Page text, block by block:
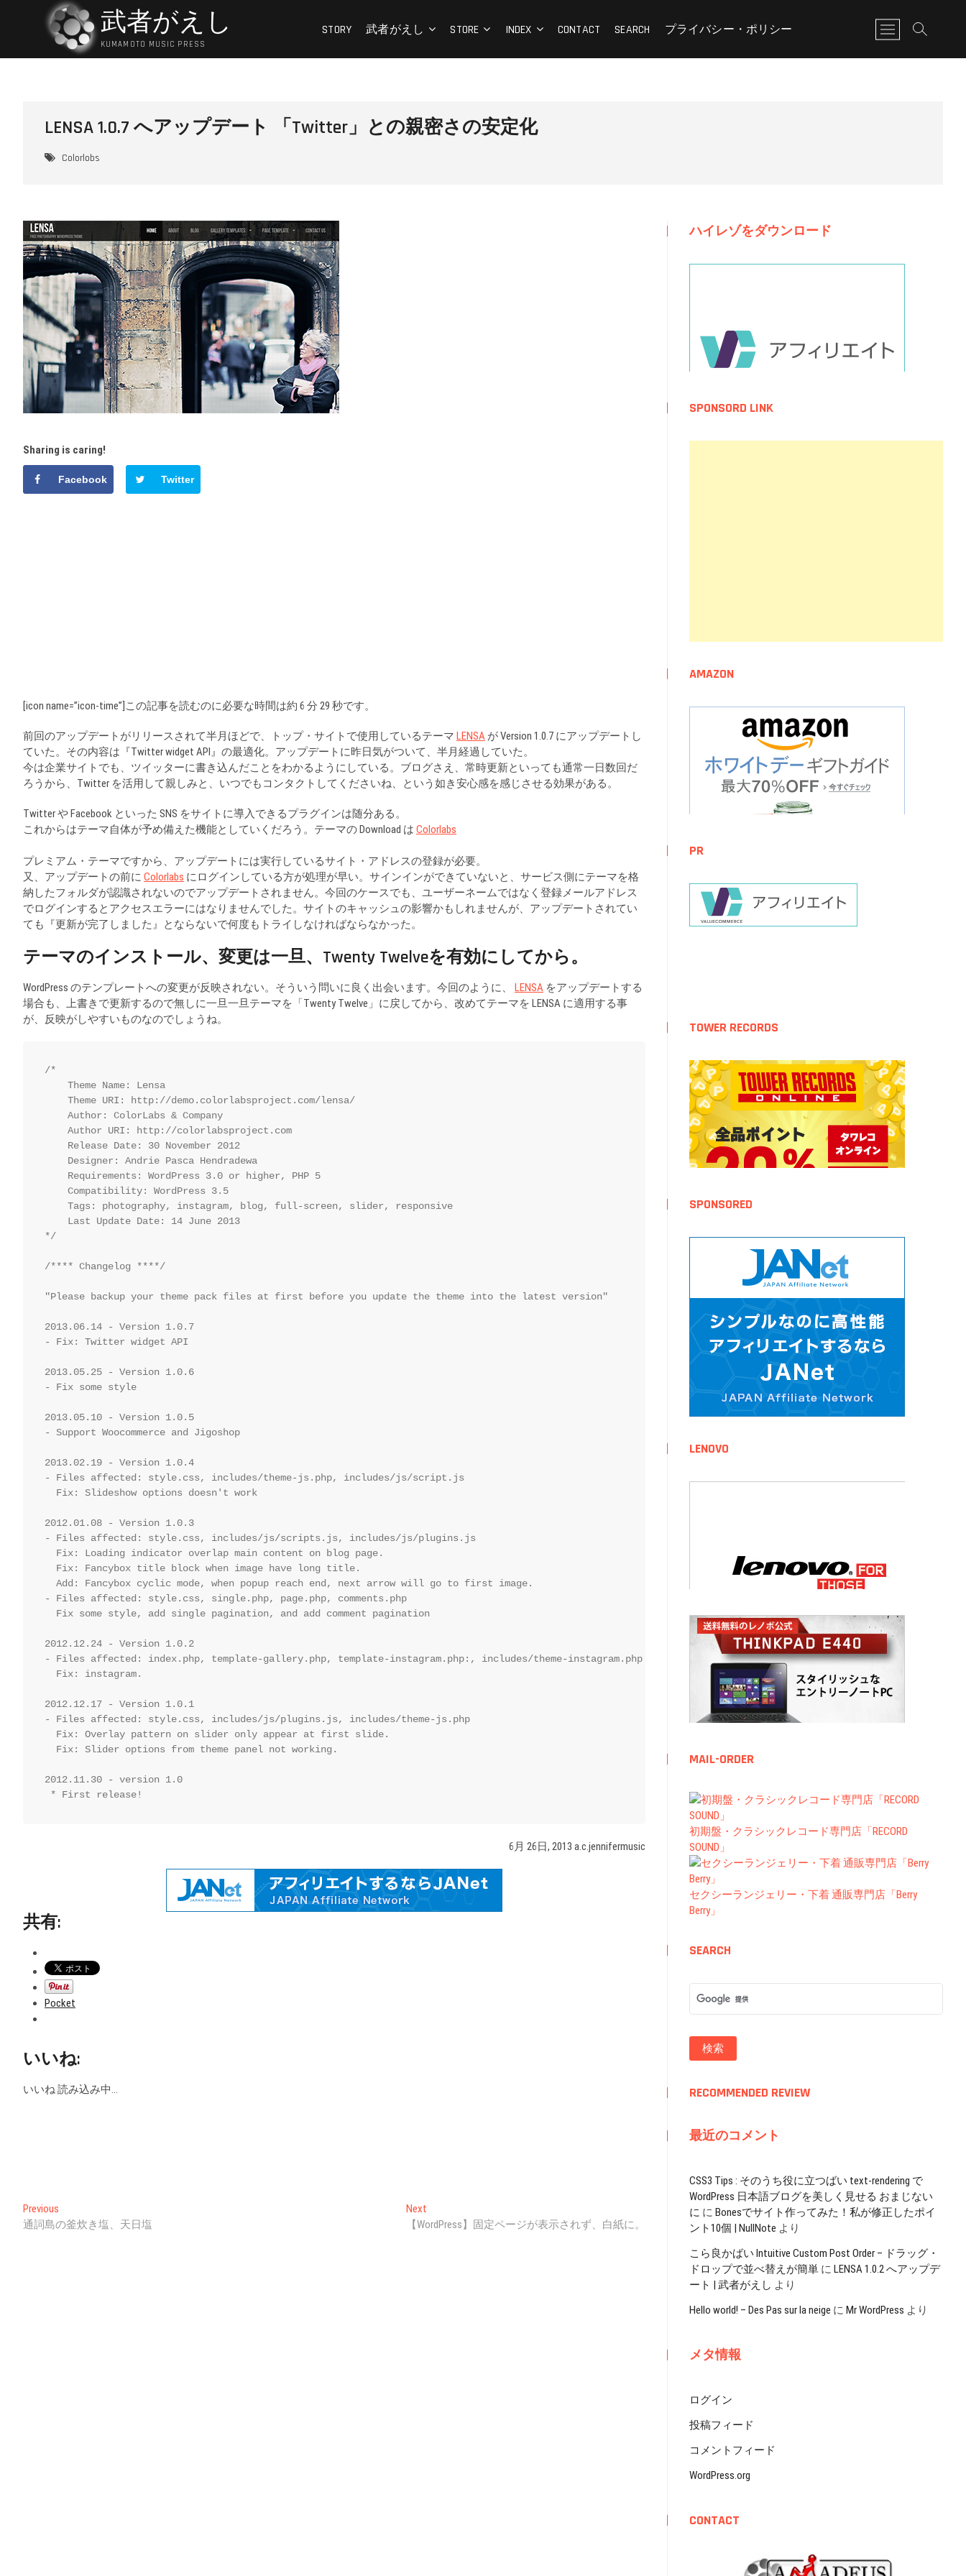
武者がえし
KUMAMOTO MUSIC PRESS
STORY 武者がえし STORE INDEX CONTACT SEARCH プライバシー・ポリシー
M
e
n
LENSA 1.0.7 へアップデート 「Twitter」との親密さの安定化
Colorlobs
Sharing is caring!
Facebook Twitter
[icon name=”icon-time”]この記事を読むのに必要な時間は約 6 分 29 秒です。
前回のアップデートがリリースされて半月ほどで、トップ・サイトで使用しているテーマ LENSA が Version 1.0.7 にアップデートし
ていた。その内容は『Twitter widget API』の最適化。アップデートに昨日気がついて、半月経過していた。
今は企業サイトでも、ツイッターに書き込んだことをわかるようにしている。ブログさえ、常時更新といっても通常一日数回だ
ろうから、Twitter を活用して親しみと、いつでもコンタクトしてくださいね、という如き安心感を感じさせる効果がある。
Twitter や Facebook といった SNS をサイトに導入できるプラグインは随分ある。
これからはテーマ自体が予め備えた機能としていくだろう。テーマの Download は Colorlabs
プレミアム・テーマですから、アップデートには実行しているサイト・アドレスの登録が必要。
又、アップデートの前に Colorlabs にログインしている方が処理が早い。サインインができていないと、サービス側にテーマを格
納したフォルダが認識されないのでアップデートされません。今回のケースでも、ユーザーネームではなく登録メールアドレス
でログインするとアクセスエラーにはなりませんでした。サイトのキャッシュの影響かもしれませんが、アップデートされてい
ても『更新が完了しました』とならないで何度もトライしなければならなかった。
テーマのインストール、変更は一旦、Twenty Twelveを有効にしてから。
WordPress のテンプレートへの変更が反映されない。そういう問いに良く出会います。今回のように、 LENSA をアップデートする
場合も、上書きで更新するので無しに一旦一旦テーマを「Twenty Twelve」に戻してから、改めてテーマを LENSA に適用する事
が、反映がしやすいものなのでしょうね。
/*
    Theme Name: Lensa
    Theme URI: http://demo.colorlabsproject.com/lensa/
    Author: ColorLabs & Company
    Author URI: http://colorlabsproject.com
    Release Date: 30 November 2012
    Designer: Andrie Pasca Hendradewa
    Requirements: WordPress 3.0 or higher, PHP 5
    Compatibility: WordPress 3.5
    Tags: photography, instagram, blog, full-screen, slider, responsive
    Last Update Date: 14 June 2013
*/
/**** Changelog ****/
"Please backup your theme pack files at first before you update the theme into the latest version"
2013.06.14 - Version 1.0.7
- Fix: Twitter widget API
2013.05.25 - Version 1.0.6
- Fix some style
2013.05.10 - Version 1.0.5
- Support Woocommerce and Jigoshop
2013.02.19 - Version 1.0.4
- Files affected: style.css, includes/theme-js.php, includes/js/script.js
  Fix: Slideshow options doesn't work
2012.01.08 - Version 1.0.3
- Files affected: style.css, includes/js/scripts.js, includes/js/plugins.js
  Fix: Loading indicator overlap main content on blog page.
  Fix: Fancybox title block when image have long title.
  Add: Fancybox cyclic mode, when popup reach end, next arrow will go to first image.
- Files affected: style.css, single.php, page.php, comments.php
  Fix some style, add single pagination, and add comment pagination
2012.12.24 - Version 1.0.2
- Files affected: index.php, template-gallery.php, template-instagram.php:, includes/theme-instagram.php
  Fix: instagram.
2012.12.17 - Version 1.0.1
- Files affected: style.css, includes/js/plugins.js, includes/theme-js.php
  Fix: Overlay pattern on slider only appear at first slide.
  Fix: Slider options from theme panel not working.
2012.11.30 - version 1.0
* First release!
6月 26日, 2013 a.c.jennifermusic
共有:
Pocket
いいね:
いいね読み込み中…
投
稿
Previous
post:
通詞島の釜炊き塩、天日塩
Next
post:
【WordPress】固定ページが表示されず、白紙に。
ハイレゾをダウンロード
SPONSORD LINK
AMAZON
PR
TOWER RECORDS
SPONSORED
LENOVO
MAIL-ORDER
初期盤・クラシックレコード専門店「RECORD
SOUND」
セクシーランジェリー・下着 通販専門店「Berry
Berry」
SEARCH
RECOMMENDED REVIEW
最近のコメント
CSS3 Tips : そのうち役に立つばい text-rendering で
WordPress 日本語ブログを美しく見せる おまじない
に に Bonesでサイト作ってみた！私が修正したポイ
ント10個 | NullNote より
こら良かばい Intuitive Custom Post Order – ドラッグ・
ドロップで並べ替えが簡単 に LENSA 1.0.2 へアップデ
ート | 武者がえし より
Hello world! – Des Pas sur la neige に Mr WordPress より
メタ情報
ログイン
投稿フィード
コメントフィード
WordPress.org
CONTACT